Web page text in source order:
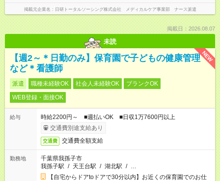
掲載元企業名 日研トータルソーシング株式会社 メディカルケア事業部 ナース派遣
掲載日：2026.08.07
未読
NEW
【週2～＊日勤のみ】保育園で子どもの健康管理
など＊看護師
派遣 職種未経験OK 社会人未経験OK
ブランクOK
WEB登録・面接OK
給与
時給2200円～ ■週払いOK ■日収1万7600円以上
交通費別途支給あり
交通費 交通費全額支給
勤務地
千葉県我孫子市
我孫子駅 / 天王台駅 / 湖北駅 / …
【自宅からドアtoドアで30分以内】お近くの保育園でのお仕